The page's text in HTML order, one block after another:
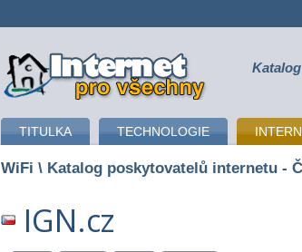
připojení k internetu
TITULKA TECHNOLOGIE
WiFi \ Katalog poskytovatelů internetu -
IGN.cz